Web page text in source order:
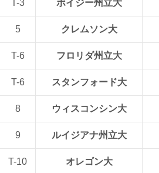
T-3 ボイジー州立大
5 クレムソン大
T-6 フロリダ州立大
T-6 スタンフォード大
8 ウィスコンシン大
9 ルイジアナ州立大
T-10 オレゴン大